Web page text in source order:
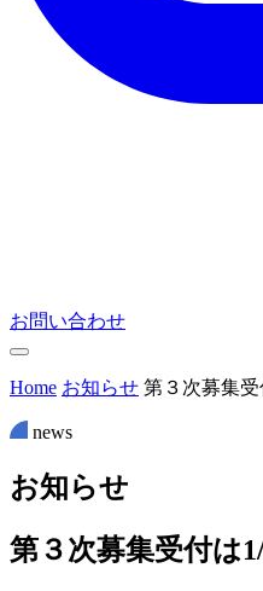
お問い合わせ
Home お知らせ 第３次募集受
news
お知らせ
第３次募集受付は